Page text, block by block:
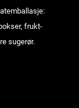
frukt-
sugerør.